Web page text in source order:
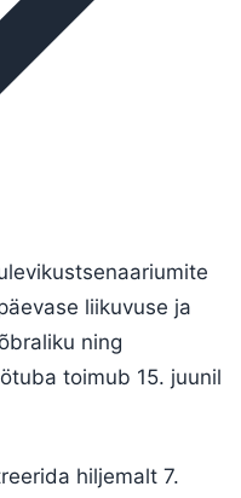
liikuvuse ja
ning
toimub 15. juunil
hiljemalt 7.